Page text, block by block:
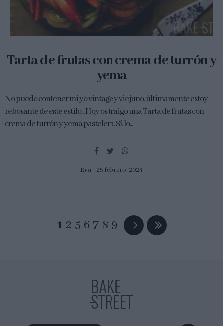
Tarta de frutas con crema de turrón y
yema
No puedo contener mi yo vintage y viejuno, últimamente estoy
rebosante de este estilo... Hoy os traigo una Tarta de frutas con
crema de turrón y yema pastelera. Sí, lo...
Eva 25 febrero, 2024
1 2 5 6 7 8 9